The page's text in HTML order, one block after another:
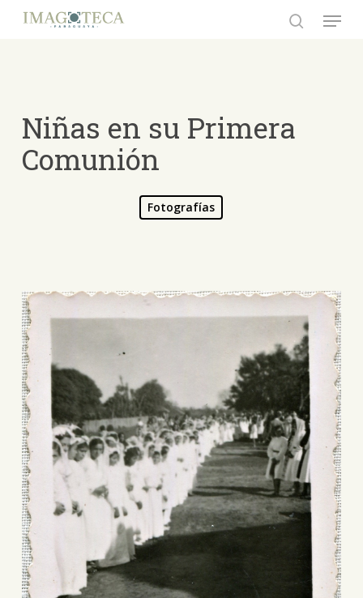
Menu
Niñas en su Primera
Comunión
Fotografías